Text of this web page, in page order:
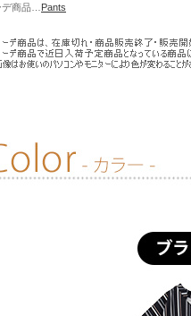
商品… Pants